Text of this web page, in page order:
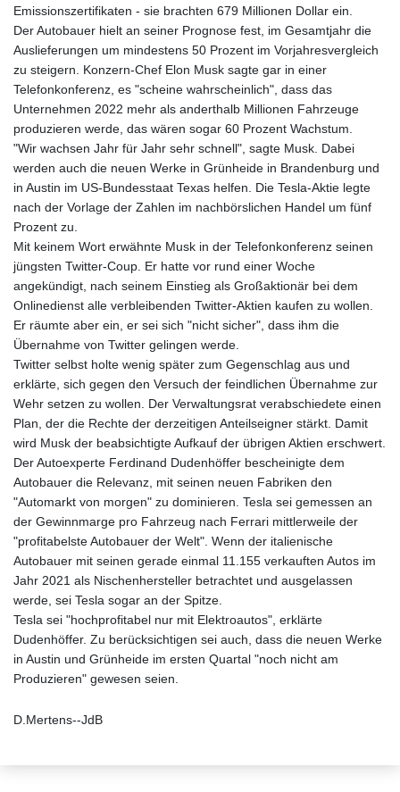
Emissionszertifikaten - sie brachten 679 Millionen Dollar ein.
Der Autobauer hielt an seiner Prognose fest, im Gesamtjahr die
Auslieferungen um mindestens 50 Prozent im Vorjahresvergleich
zu steigern. Konzern-Chef Elon Musk sagte gar in einer
Telefonkonferenz, es "scheine wahrscheinlich", dass das
Unternehmen 2022 mehr als anderthalb Millionen Fahrzeuge
produzieren werde, das wären sogar 60 Prozent Wachstum.
"Wir wachsen Jahr für Jahr sehr schnell", sagte Musk. Dabei
werden auch die neuen Werke in Grünheide in Brandenburg und
in Austin im US-Bundesstaat Texas helfen. Die Tesla-Aktie legte
nach der Vorlage der Zahlen im nachbörslichen Handel um fünf
Prozent zu.
Mit keinem Wort erwähnte Musk in der Telefonkonferenz seinen
jüngsten Twitter-Coup. Er hatte vor rund einer Woche
angekündigt, nach seinem Einstieg als Großaktionär bei dem
Onlinedienst alle verbleibenden Twitter-Aktien kaufen zu wollen.
Er räumte aber ein, er sei sich "nicht sicher", dass ihm die
Übernahme von Twitter gelingen werde.
Twitter selbst holte wenig später zum Gegenschlag aus und
erklärte, sich gegen den Versuch der feindlichen Übernahme zur
Wehr setzen zu wollen. Der Verwaltungsrat verabschiedete einen
Plan, der die Rechte der derzeitigen Anteilseigner stärkt. Damit
wird Musk der beabsichtigte Aufkauf der übrigen Aktien erschwert.
Der Autoexperte Ferdinand Dudenhöffer bescheinigte dem
Autobauer die Relevanz, mit seinen neuen Fabriken den
"Automarkt von morgen" zu dominieren. Tesla sei gemessen an
der Gewinnmarge pro Fahrzeug nach Ferrari mittlerweile der
"profitabelste Autobauer der Welt". Wenn der italienische
Autobauer mit seinen gerade einmal 11.155 verkauften Autos im
Jahr 2021 als Nischenhersteller betrachtet und ausgelassen
werde, sei Tesla sogar an der Spitze.
Tesla sei "hochprofitabel nur mit Elektroautos", erklärte
Dudenhöffer. Zu berücksichtigen sei auch, dass die neuen Werke
in Austin und Grünheide im ersten Quartal "noch nicht am
Produzieren" gewesen seien.
D.Mertens--JdB